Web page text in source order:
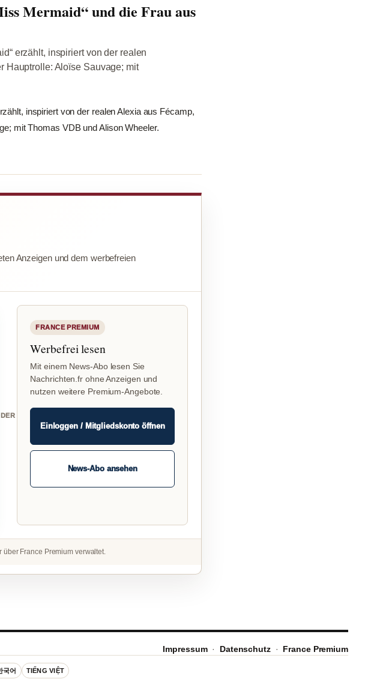
Mermaid“ und die Frau aus
erzählt, inspiriert von der realen
Hauptrolle: Aloïse Sauvage; mit
inspiriert von der realen Alexia aus Fécamp,
mit Thomas VDB und Alison Wheeler.
Anzeigen und dem werbefreien
FRANCE PREMIUM
Werbefrei lesen
Mit einem News-Abo lesen Sie
Nachrichten.fr ohne Anzeigen und
nutzen weitere Premium-Angebote.
Einloggen / Mitgliedskonto öffnen
News-Abo ansehen
France Premium verwaltet.
Impressum· Datenschutz· France Premium
국어 TIẾNG VIỆT